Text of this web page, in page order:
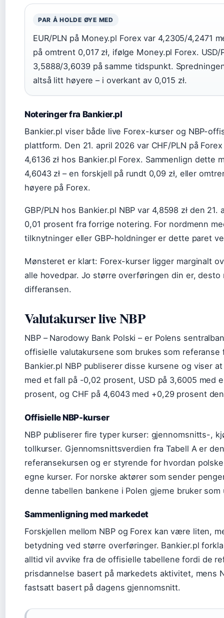
PAR Å HOLDE ØYE MED
EUR/PLN på Money.pl Forex var 4,2305/4,2471
på omtrent 0,017 zł, ifølge Money.pl Forex. USD/
3,5888/3,6039 på samme tidspunkt.
altså litt høyere – i overkant av 0,015 zł.
Noteringer fra Bankier.pl
Bankier.pl viser både live Forex-kurser og NBP-
plattform. Den 21. april 2026 var CHF/PLN på
4,6136 zł hos Bankier.pl Forex. Sammenlign dette
4,6043 zł – en forskjell på rundt 0,09 zł, eller
høyere på Forex.
GBP/PLN hos Bankier.pl NBP var 4,8598 zł den
0,01 prosent fra forrige notering. For nordmenn
tilknytninger eller GBP-holdninger er dette paret
Mønsteret er klart: Forex-kurser ligger marginalt
alle hovedpar. Jo større overføringen din er, desto
differansen.
Valutakurser live NBP
NBP – Narodowy Bank Polski – er Polens
offisielle valutakursene som brukes som referanse
Bankier.pl NBP publiserer disse kursene og viser at
med et fall på -0,02 prosent, USD på 3,6005 med
prosent, og CHF på 4,6043 med +0,29 prosent
Offisielle NBP-kurser
NBP publiserer fire typer kurser: gjennomsnitts-,
tollkurser. Gjennomsnittsverdien fra Tabell A er
referansekursen og er styrende for hvordan
egne kurser. For norske aktører som sender
denne tabellen bankene i Polen gjerne bruker som
Sammenligning med markedet
Forskjellen mellom NBP og Forex kan være liten,
betydning ved større overføringer. Bankier.pl
alltid vil avvike fra de offisielle tabellene fordi de
prisdannelse basert på markedets aktivitet, mens
fastsatt basert på dagens gjennomsnitt.